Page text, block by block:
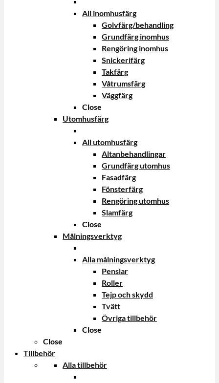
All inomhusfärg
Golvfärg/behandling
Grundfärg inomhus
Rengöring inomhus
Snickerifärg
Takfärg
Våtrumsfärg
Väggfärg
Close
Utomhusfärg
All utomhusfärg
Altanbehandlingar
Grundfärg utomhus
Fasadfärg
Fönsterfärg
Rengöring utomhus
Slamfärg
Close
Målningsverktyg
Alla målningsverktyg
Penslar
Roller
Tejp och skydd
Tvätt
Övriga tillbehör
Close
Close
Tillbehör
Alla tillbehör